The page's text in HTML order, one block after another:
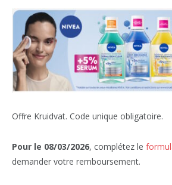
Offre Kruidvat. Code unique obligatoire.
Pour le 08/03/2026, complétez le
demander votre remboursement.